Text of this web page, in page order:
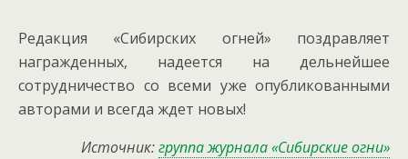
Редакция «Сибирских огней» поздравляет
награжденных, надеется на дельнейшее
сотрудничество со всеми уже опубликованными
авторами и всегда ждет новых!
Источник:группа журнала «Сибирские огни»